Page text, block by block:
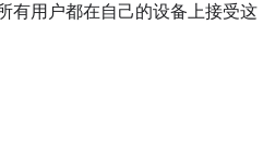
有用户都在自己的设备上接受这